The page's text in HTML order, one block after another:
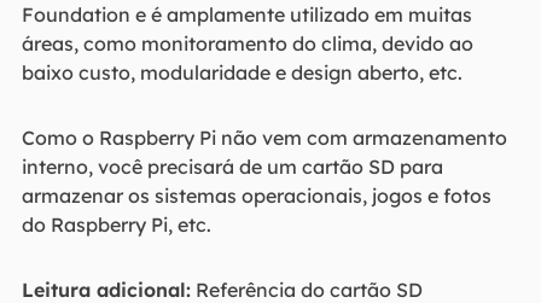
Foundation e é amplamente utilizado em muitas
áreas, como monitoramento do clima, devido ao
baixo custo, modularidade e design aberto, etc.
Como o Raspberry Pi não vem com armazenamento
interno, você precisará de um cartão SD para
armazenar os sistemas operacionais, jogos e fotos
do Raspberry Pi, etc.
Leitura adicional:Referência do cartão SD